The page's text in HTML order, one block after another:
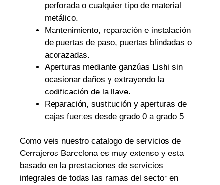
perforada o cualquier tipo de material
metálico.
Mantenimiento, reparación e instalación
de puertas de paso, puertas blindadas o
acorazadas.
Aperturas mediante ganzúas Lishi sin
ocasionar daños y extrayendo la
codificación de la llave.
Reparación, sustitución y aperturas de
cajas fuertes desde grado 0 a grado 5
Como veis nuestro catalogo de servicios de
Cerrajeros Barcelona es muy extenso y esta
basado en la prestaciones de servicios
integrales de todas las ramas del sector en